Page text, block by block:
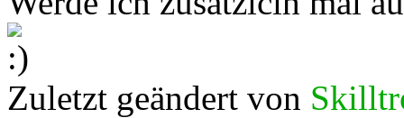
Zuletzt geändert von